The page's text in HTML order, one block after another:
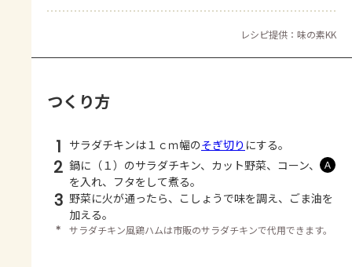
レシピ提供：味の素KK
つくり方
1 サラダチキンは１ｃｍ幅のそぎ切り にする。
2 鍋に（１）のサラダチキン、カット野菜、コーン、 Ａ
を入れ、フタをして煮る。
3 野菜に火が通ったら、こしょうで味を調え、ごま油を
加える。
＊ サラダチキン風鶏ハムは市販のサラダチキンで代用できます。